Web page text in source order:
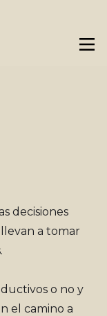
decisiones
a tomar
o no y
el camino a